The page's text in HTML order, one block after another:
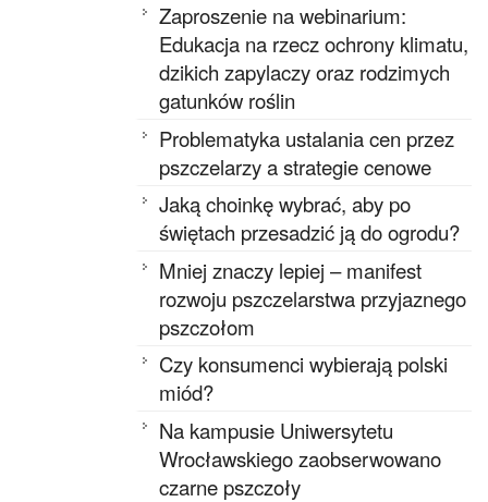
Zaproszenie na webinarium:
Edukacja na rzecz ochrony klimatu,
dzikich zapylaczy oraz rodzimych
gatunków roślin
Problematyka ustalania cen przez
pszczelarzy a strategie cenowe
Jaką choinkę wybrać, aby po
świętach przesadzić ją do ogrodu?
Mniej znaczy lepiej – manifest
rozwoju pszczelarstwa przyjaznego
pszczołom
Czy konsumenci wybierają polski
miód?
Na kampusie Uniwersytetu
Wrocławskiego zaobserwowano
czarne pszczoły